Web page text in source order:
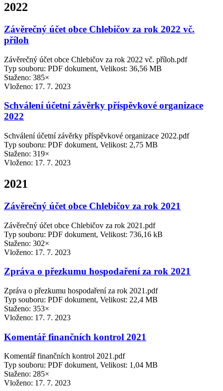
2022
Závěrečný účet obce Chlebičov za rok 2022 vč.
příloh
Závěrečný účet obce Chlebičov za rok 2022 vč. příloh.pdf
Typ souboru: PDF dokument, Velikost: 36,56 MB
Staženo: 385×
Vloženo: 17. 7. 2023
Schválení účetní závěrky příspěvkové organizace
2022
Schválení účetní závěrky příspěvkové organizace 2022.pdf
Typ souboru: PDF dokument, Velikost: 2,75 MB
Staženo: 319×
Vloženo: 17. 7. 2023
2021
Závěrečný účet obce Chlebičov za rok 2021
Závěrečný účet obce Chlebičov za rok 2021.pdf
Typ souboru: PDF dokument, Velikost: 736,16 kB
Staženo: 302×
Vloženo: 17. 7. 2023
Zpráva o přezkumu hospodaření za rok 2021
Zpráva o přezkumu hospodaření za rok 2021.pdf
Typ souboru: PDF dokument, Velikost: 22,4 MB
Staženo: 353×
Vloženo: 17. 7. 2023
Komentář finančních kontrol 2021
Komentář finančních kontrol 2021.pdf
Typ souboru: PDF dokument, Velikost: 1,04 MB
Staženo: 285×
Vloženo: 17. 7. 2023